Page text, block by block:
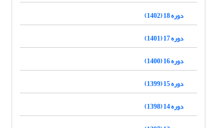
دوره 18 (1402)
دوره 17 (1401)
دوره 16 (1400)
دوره 15 (1399)
دوره 14 (1398)